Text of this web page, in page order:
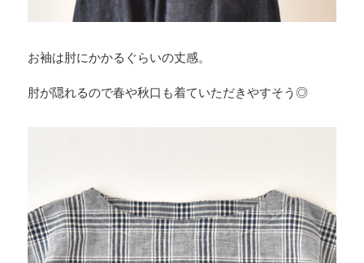
お袖は肘にかかるぐらいの丈感。
肘が隠れるので春や秋口も着ていただきやすそう◎